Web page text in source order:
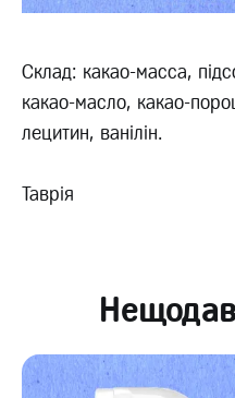
Склад: какао-масса,
какао-масло, какао-
лецитин, ванілін.
Таврія